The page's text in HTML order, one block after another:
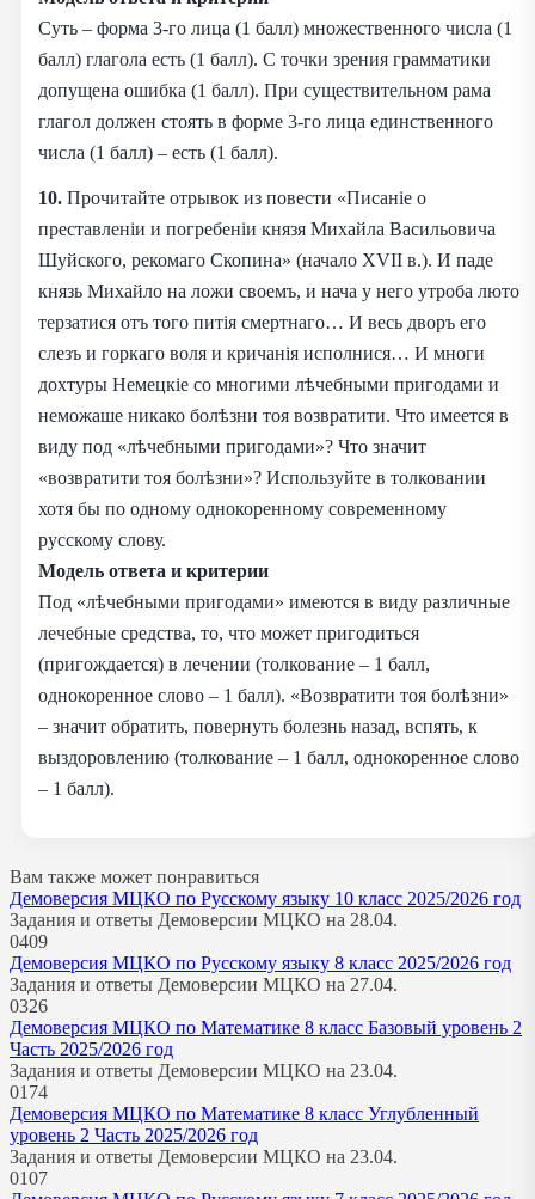
Суть – форма 3-го лица (1 балл) множественного числа (1
балл) глагола есть (1 балл). С точки зрения грамматики
допущена ошибка (1 балл). При существительном рама
глагол должен стоять в форме 3-го лица единственного
числа (1 балл) – есть (1 балл).
10. Прочитайте отрывок из повести «Писаніе о
преставленіи и погребеніи князя Михайла Васильовича
Шуйского, рекомаго Скопина» (начало XVII в.). И паде
князь Михайло на ложи своемъ, и нача у него утроба люто
терзатися отъ того питія смертнаго… И весь дворъ его
слезъ и горкаго воля и кричанія исполнися… И многи
дохтуры Немецкіе со многими лѣчебными пригодами и
неможаше никако болѣзни тоя возвратити. Что имеется в
виду под «лѣчебными пригодами»? Что значит
«возвратити тоя болѣзни»? Используйте в толковании
хотя бы по одному однокоренному современному
русскому слову.
Модель ответа и критерии
Под «лѣчебными пригодами» имеются в виду различные
лечебные средства, то, что может пригодиться
(пригождается) в лечении (толкование – 1 балл,
однокоренное слово – 1 балл). «Возвратити тоя болѣзни»
– значит обратить, повернуть болезнь назад, вспять, к
выздоровлению (толкование – 1 балл, однокоренное слово
– 1 балл).
Вам также может понравиться
Демоверсия МЦКО по Русскому языку 10 класс 2025/2026 год
Задания и ответы Демоверсии МЦКО на 28.04.
0409
Демоверсия МЦКО по Русскому языку 8 класс 2025/2026 год
Задания и ответы Демоверсии МЦКО на 27.04.
0326
Демоверсия МЦКО по Математике 8 класс Базовый уровень 2
Часть 2025/2026 год
Задания и ответы Демоверсии МЦКО на 23.04.
0174
Демоверсия МЦКО по Математике 8 класс Углубленный
уровень 2 Часть 2025/2026 год
Задания и ответы Демоверсии МЦКО на 23.04.
0107